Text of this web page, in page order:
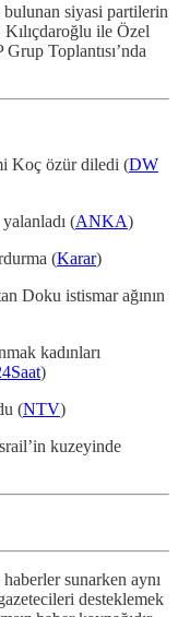
bulunan siyasi partilerin
Kılıçdaroğlu ile Özel
Toplantısı’nda
Koç özür diledi (DW
(ANKA)
(Karar)
Doku istismar ağının
kadınları
)
(NTV)
kuzeyinde
sunarken aynı
desteklemek